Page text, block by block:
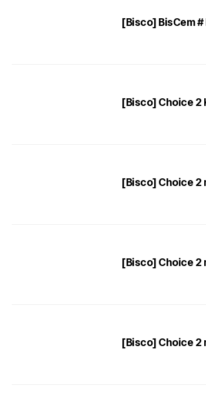
[Bisco] BisCem #
[Bisco] Choice 2
[Bisco] Choice 2
[Bisco] Choice 2
[Bisco] Choice 2